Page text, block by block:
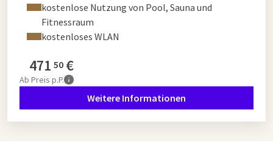
kostenlose Nutzung von Pool, Sauna und
Fitnessraum
kostenloses WLAN
471 50 €
Ab Preis p.P.
Weitere Informationen